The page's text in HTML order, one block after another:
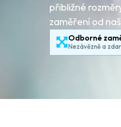
přibližné
zaměření od
Odborné
Nezávězně a